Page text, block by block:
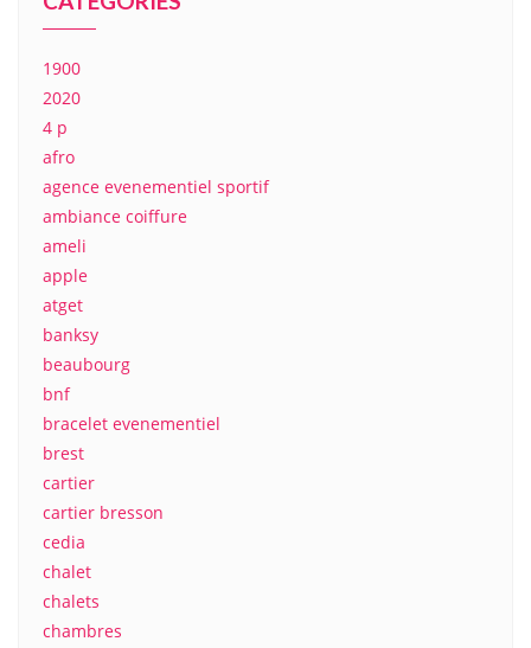
1900
2020
4 p
afro
agence evenementiel sportif
ambiance coiffure
ameli
apple
atget
banksy
beaubourg
bnf
bracelet evenementiel
brest
cartier
cartier bresson
cedia
chalet
chalets
chambres